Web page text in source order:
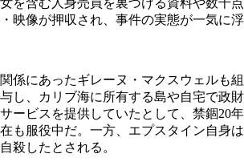
を含む人身売買を裏づける資料や数千点
映像が押収され、事件の実態が一気に浮
係にあったギレーヌ・マクスウェルも組
し、カリブ海に所有する島や自宅で政財
ービスを提供していたとして、禁錮20年
も服役中だ。一方、エプスタイン自身は
殺したとされる。